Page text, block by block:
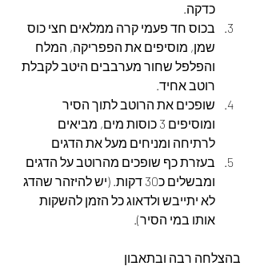
כדקה.
בכוס חד פעמי קרה ממלאים חצי כוס
שמן, מוסיפים את הפפריקה, המלח
והפלפל שחור מערבבים היטב לקבלת
רוטב אחיד.
שופכים את הרוטב לתוך הסיר
ומוסיפים 3 כוסות מים, מביאים
לרתיחה ומניחים מעל את הדגים
בעזרת כף שופכים מהרוטב על הדגים
ומבשלים כ30 דקות. (יש להיזהר שהדג
לא יתייבש ולדאוג כל הזמן להשקות
אותו במי הסיר).
בהצלחה רבה ובתאבון